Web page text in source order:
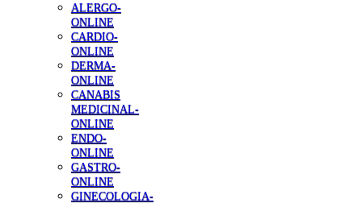
ALERGO-
ONLINE
CARDIO-
ONLINE
DERMA-
ONLINE
CANABIS
MEDICINAL-
ONLINE
ENDO-
ONLINE
GASTRO-
ONLINE
GINECOLOGIA-